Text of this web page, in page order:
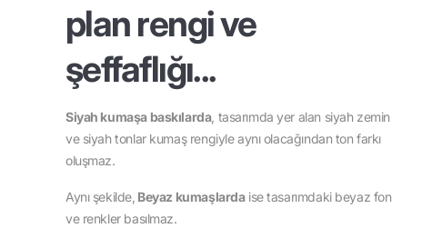
plan rengi ve
şeffaflığı...
Siyah kumaşa baskılarda, tasarımda yer alan siyah zemin
ve siyah tonlar kumaş rengiyle aynı olacağından ton farkı
oluşmaz.
Aynı şekilde, Beyaz kumaşlardaise tasarımdaki beyaz fon
ve renkler basılmaz.